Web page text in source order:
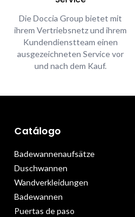
Die Doccia Group bietet mit
ihrem Vertriebsnetz und ihrem
Kundendienstteam einen
ausgezeichneten Service vor
und nach dem Kauf.
Catálogo
Badewannenaufsätze
Duschwannen
Wandverkleidungen
Badewannen
Puertas de paso